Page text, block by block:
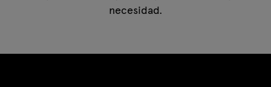
necesidad.